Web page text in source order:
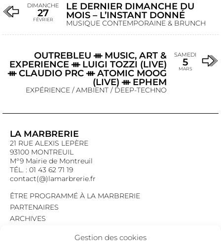
Gestion des cookies
DIMANCHE
27
FÉVRIER
LE DERNIER DIMANCHE DU
MOIS – L’INSTANT DONNÉ
MUSIQUE CONTEMPORAINE & BRUNCH
OUTREBLEU ᚒ MUSIC, ART &
EXPERIENCE ᚒ LUIGI TOZZI (LIVE)
ᚒ CLAUDIO PRC ᚒ ATOMIC MOOG
(LIVE) ᚒ EPHEM
EXPÉRIENCE / AMBIENT / DEEP-TECHNO
SAMEDI
5
MARS
LA MARBRERIE
21 RUE ALEXIS LEPÈRE
93100 MONTREUIL
M°9 Mairie de Montreuil
TÉL. : 01 43 62 71 19
contact(@)lamarbrerie.fr
ÊTRE PROGRAMMÉ À LA MARBRERIE
PARTENAIRES
ARCHIVES
MENTIONS LÉGALES